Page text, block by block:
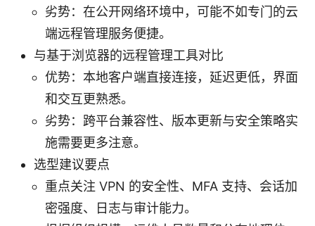
劣势：在公开网络环境中，可能不如专门的云
端远程管理服务便捷。
与基于浏览器的远程管理工具对比
优势：本地客户端直接连接，延迟更低，界面
和交互更熟悉。
劣势：跨平台兼容性、版本更新与安全策略实
施需要更多注意。
选型建议要点
重点关注 VPN 的安全性、MFA 支持、会话加
密强度、日志与审计能力。